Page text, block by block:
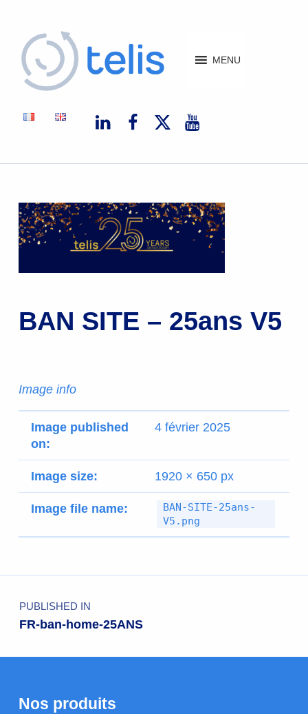
MENU
BAN SITE – 25ans V5
Image info
Image published
on:
4 février 2025
Image size: 1920 × 650 px
Image file name:
BAN-SITE-25ans-
V5.png
PUBLISHED IN
FR-ban-home-25ANS
Nos produits